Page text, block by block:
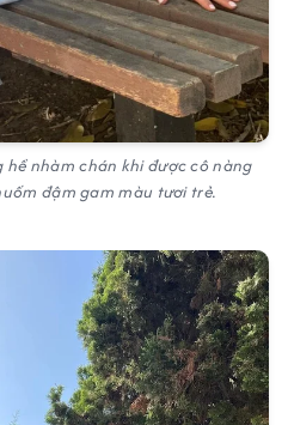
hề nhàm chán khi được cô nàng
đậm gam màu tươi trẻ.